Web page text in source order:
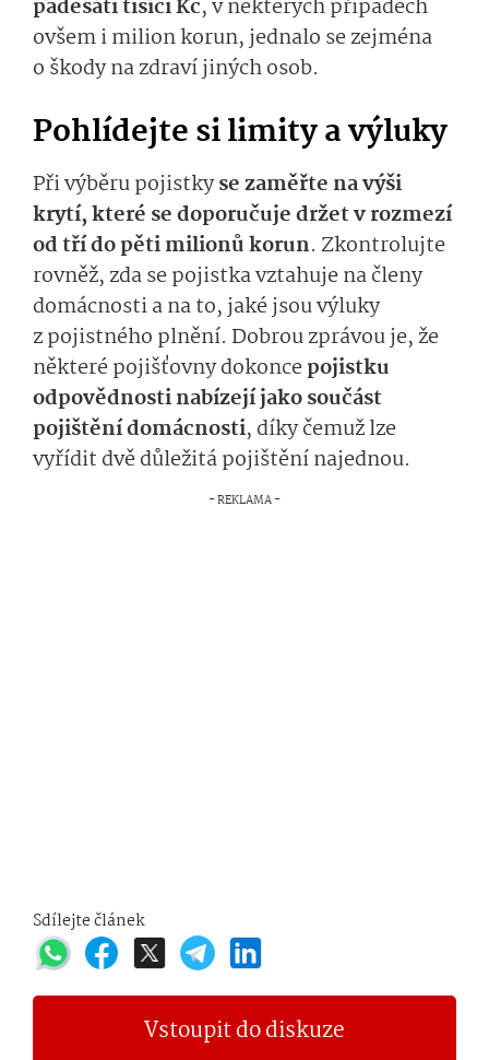
padesáti tisíci Kč, v některých případech
ovšem i milion korun, jednalo se zejména
o škody na zdraví jiných osob.
Pohlídejte si limity a výluky
Při výběru pojistkyse zaměřte na výši
krytí, které se doporučuje držet v rozmezí
od tří do pěti milionů korun. Zkontrolujte
rovněž, zda se pojistka vztahuje na členy
domácnosti a na to, jaké jsou výluky
z pojistného plnění. Dobrou zprávou je, že
některé pojišťovny dokoncepojistku
odpovědnosti nabízejí jako součást
pojištění domácnosti, díky čemuž lze
vyřídit dvě důležitá pojištění najednou.
Sdílejte článek
Vstoupit do diskuze